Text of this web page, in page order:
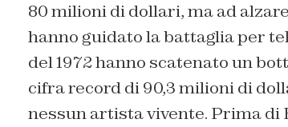
80 milioni di dollari, ma ad
hanno guidato la battaglia per
del 1972 hanno scatenato un
cifra record di 90,3 milioni di
nessun artista vivente. Prima di